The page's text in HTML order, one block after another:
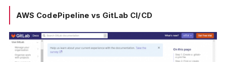
AWS CodePipeline vs GitLab CI/CD